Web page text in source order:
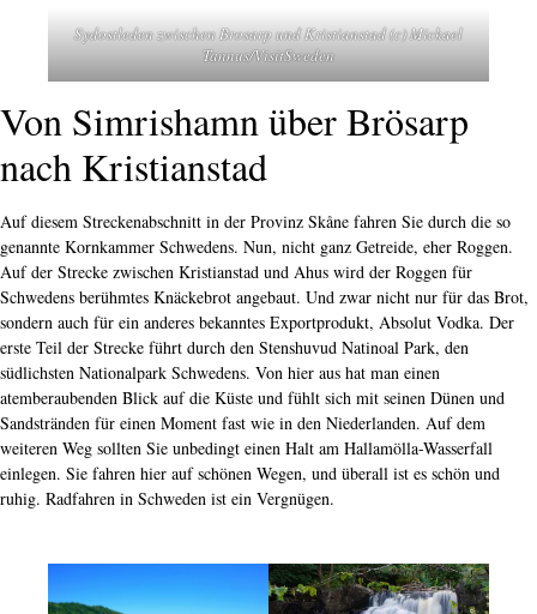
Sydostleden zwischen Brosarp und Kristianstad (c) Mickael
Tannus/VisitSweden
Von Simrishamn über Brösarp
nach Kristianstad
Auf diesem Streckenabschnitt in der Provinz Skåne fahren Sie durch die so
genannte Kornkammer Schwedens. Nun, nicht ganz Getreide, eher Roggen.
Auf der Strecke zwischen Kristianstad und Ahus wird der Roggen für
Schwedens berühmtes Knäckebrot angebaut. Und zwar nicht nur für das Brot,
sondern auch für ein anderes bekanntes Exportprodukt, Absolut Vodka. Der
erste Teil der Strecke führt durch den Stenshuvud Natinoal Park, den
südlichsten Nationalpark Schwedens. Von hier aus hat man einen
atemberaubenden Blick auf die Küste und fühlt sich mit seinen Dünen und
Sandstränden für einen Moment fast wie in den Niederlanden. Auf dem
weiteren Weg sollten Sie unbedingt einen Halt am Hallamölla-Wasserfall
einlegen. Sie fahren hier auf schönen Wegen, und überall ist es schön und
ruhig. Radfahren in Schweden ist ein Vergnügen.